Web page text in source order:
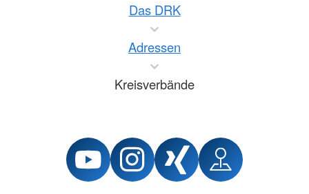
Das DRK
Adressen
Kreisverbände